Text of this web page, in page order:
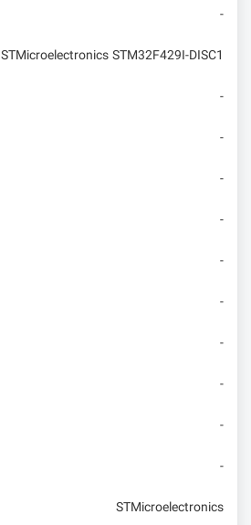
-
STMicroelectronics STM32F429I-DISC1
-
-
-
-
-
-
-
-
-
-
STMicroelectronics